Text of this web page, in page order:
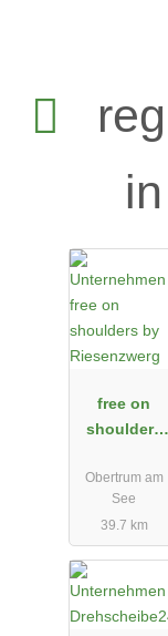
free on
shoulders
Riesenzwerg
Obertrum am
See
39.7 km